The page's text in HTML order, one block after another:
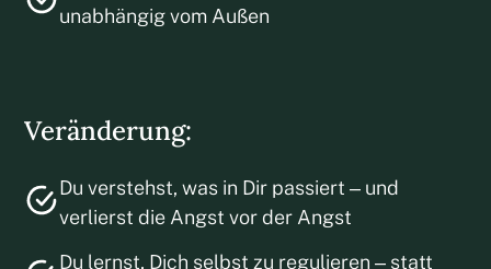
unabhängig vom Außen
Veränderung:
Du verstehst, was in Dir passiert – und
verlierst die Angst vor der Angst
Du lernst, Dich selbst zu regulieren – statt